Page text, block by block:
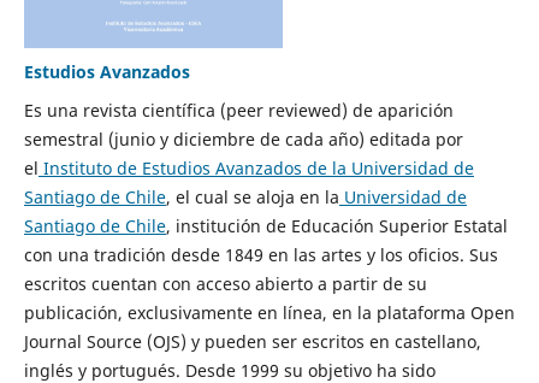
Estudios Avanzados
Es una revista científica (peer reviewed) de aparición
semestral (junio y diciembre de cada año) editada por
el Instituto de Estudios Avanzados de la Universidad de
Santiago de Chile, el cual se aloja en la Universidad de
Santiago de Chile, institución de Educación Superior Estatal
con una tradición desde 1849 en las artes y los oficios. Sus
escritos cuentan con acceso abierto a partir de su
publicación, exclusivamente en línea, en la plataforma Open
Journal Source (OJS) y pueden ser escritos en castellano,
inglés y portugués. Desde 1999 su objetivo ha sido